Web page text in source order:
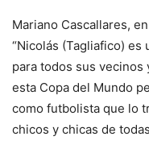
Mariano Cascallares,
“Nicolás (Tagliafico)
para todos sus
esta Copa del Mundo
como futbolista que lo
chicos y chicas de